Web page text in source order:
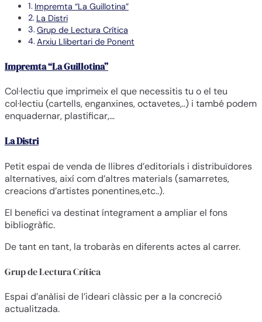
Impremta “La Guillotina”
La Distri
Grup de Lectura Crítica
Arxiu Llibertari de Ponent
Impremta “La Guillotina”
Col·lectiu que imprimeix el que necessitis tu o el teu
col·lectiu (cartells, enganxines, octavetes,..) i també podem
enquadernar, plastificar,…
La Distri
Petit espai de venda de llibres d’editorials i distribuïdores
alternatives, així com d’altres materials (samarretes,
creacions d’artistes ponentines,etc..).
El benefici va destinat íntegrament a ampliar el fons
bibliogràfic.
De tant en tant, la trobaràs en diferents actes al carrer.
Grup de Lectura Crítica
Espai d’anàlisi de l’ideari clàssic per a la concreció
actualitzada.